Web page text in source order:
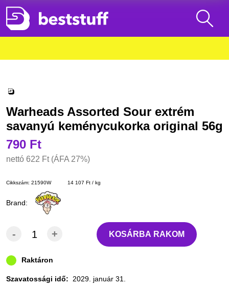
Warheads Assorted Sour extrém
savanyú keménycukorka original 56g
790 Ft
nettó 622 Ft (ÁFA 27%)
Cikkszám: 21590W 14 107 Ft / kg
Brand:
- + KOSÁRBA RAKOM
Raktáron
Szavatossági idő: 2029. január 31.